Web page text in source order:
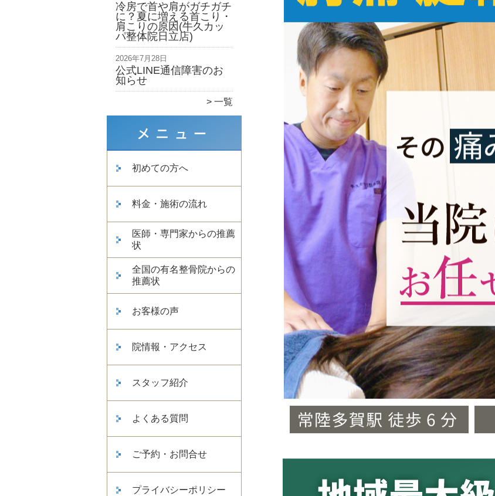
冷房で首や肩がガチガチ
に？夏に増える首こり・
肩こりの原因(牛久カッ
パ整体院日立店)
2026年7月28日
公式LINE通信障害のお
知らせ
一覧
初めての方へ
料金・施術の流れ
医師・専門家からの推薦
状
全国の有名整骨院からの
推薦状
お客様の声
院情報・アクセス
スタッフ紹介
よくある質問
ご予約・お問合せ
プライバシーポリシー